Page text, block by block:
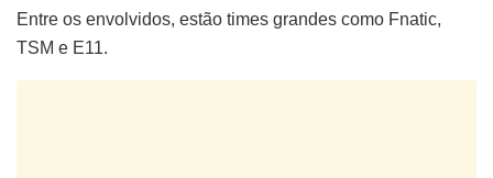
Entre os envolvidos, estão times grandes como Fnatic,
TSM e E11.